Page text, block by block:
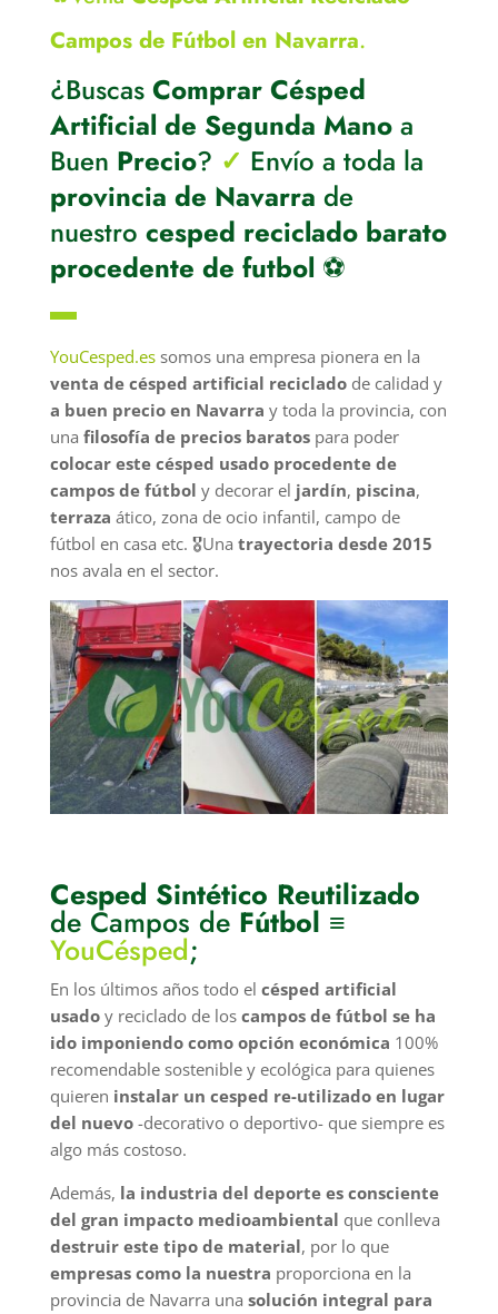
Campos de Fútbol en Navarra.
¿Buscas Comprar Césped
Artificial de Segunda Manoa
Buen Precio? ✓ Envío a toda la
provincia de Navarra de
nuestro cesped reciclado barato
procedente de futbol ⚽
▬
YouCesped.essomos una empresa pionera en la
venta de césped artificial recicladode calidad y
a buen precio en Navarra y toda la provincia, con
una filosofía de precios baratospara poder
colocar este césped usado procedente de
campos de fútbol y decorar el jardín, piscina,
terraza ático, zona de ocio infantil, campo de
fútbol en casa etc. 🎖️Una trayectoria desde 2015
nos avala en el sector.
Cesped Sintético Reutilizado
de Campos de Fútbol ≡
YouCésped;
En los últimos años todo el césped artificial
usadoy reciclado de los campos de fútbol se ha
ido imponiendo como opción económica 100%
recomendable sostenible y ecológica para quienes
quieren instalar un cesped re-utilizado en lugar
del nuevo-decorativo o deportivo- que siempre es
algo más costoso.
Además, la industria del deporte es consciente
del gran impacto medioambiental que conlleva
destruir este tipo de material, por lo que
empresas como la nuestra proporciona en la
provincia de Navarra una solución integral para